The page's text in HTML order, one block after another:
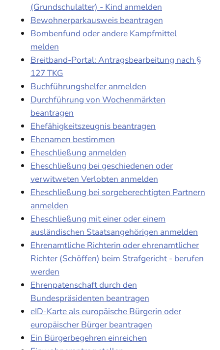
(Grundschulalter) - Kind anmelden
Bewohnerparkausweis beantragen
Bombenfund oder andere Kampfmittel
melden
Breitband-Portal: Antragsbearbeitung nach §
127 TKG
Buchführungshelfer anmelden
Durchführung von Wochenmärkten
beantragen
Ehefähigkeitszeugnis beantragen
Ehenamen bestimmen
Eheschließung anmelden
Eheschließung bei geschiedenen oder
verwitweten Verlobten anmelden
Eheschließung bei sorgeberechtigten Partnern
anmelden
Eheschließung mit einer oder einem
ausländischen Staatsangehörigen anmelden
Ehrenamtliche Richterin oder ehrenamtlicher
Richter (Schöffen) beim Strafgericht - berufen
werden
Ehrenpatenschaft durch den
Bundespräsidenten beantragen
eID-Karte als europäische Bürgerin oder
europäischer Bürger beantragen
Ein Bürgerbegehren einreichen